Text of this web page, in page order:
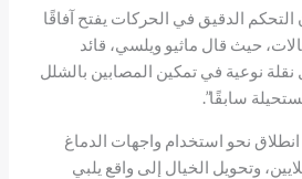
الدقيق في الحركات يفتح آفاقًا
حيث قال ماثيو ويلسي، قائد
نقلة نوعية في تمكين المصابين بالشلل
سابقًا”.
انطلاق نحو استخدام واجهات الدماغ
وتحويل الخيال إلى واقع يلبي